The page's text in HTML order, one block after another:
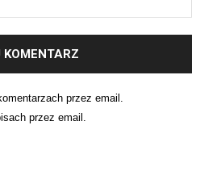
przez email.
przez email.